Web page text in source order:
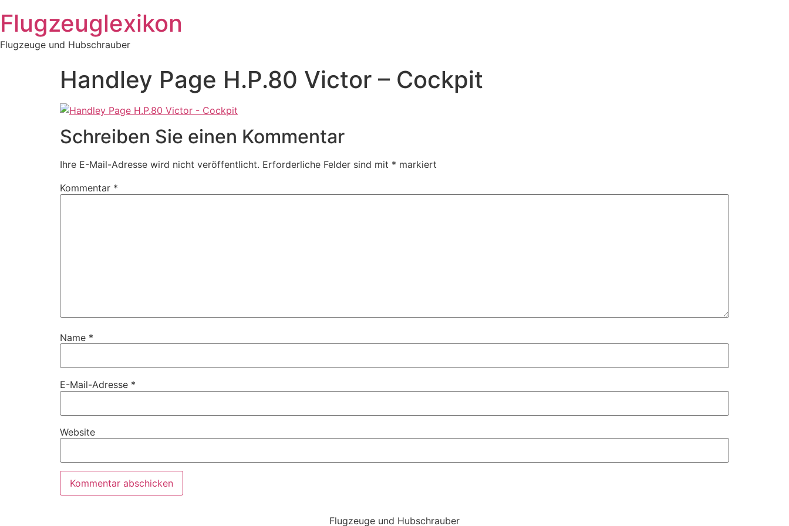
Inhalt
springen
Flugzeuglexikon
Flugzeuge und Hubschrauber
Handley Page H.P.80 Victor – Cockpit
Schreiben Sie einen Kommentar
Ihre E-Mail-Adresse wird nicht veröffentlicht. Erforderliche Felder sind mit * markiert
Kommentar *
Name *
E-Mail-Adresse *
Website
Flugzeuge und Hubschrauber